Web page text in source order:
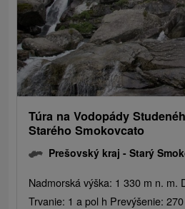
Túra na Vodopády
Starého Smokovcato
Prešovský kraj -Starý
Nadmorská výška: 1 330 m n. m.
Trvanie: 1 a pol h Prevýšenie: